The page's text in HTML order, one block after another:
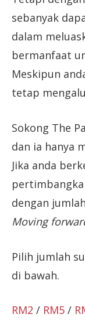
sebanyak
dalam
bermanfaat
Meskipun
tetap
Sokong The
dan ia hanya
Jika anda
dengan
Moving
Pilih jumlah
di bawah.
RM2 / RM5 /